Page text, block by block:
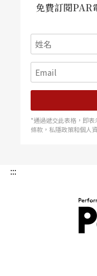
音樂雖屬聽覺藝術
覺上的顏色更顯抽
於音色的追求與達
譬如歐洲在十八至
樂曲裡要用些什麼
的顏色。明朝琴家
琴況》（1641）為
況」，亦可被視為廣
免費訂閱PAR
*通過遞交此表格，即
條款，私隱政策和個人
:::